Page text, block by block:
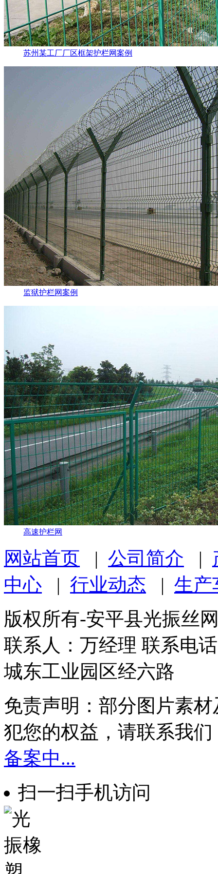
苏州某工厂厂区框架护栏网案例
监狱护栏网案例
高速护栏网
网站首页 | 公司简介 |
中心 | 行业动态 | 生产
版权所有-安平县光振丝
联系人：万经理 联系电
城东工业园区经六路
免责声明：部分图片素
犯您的权益，请联系我
备案中...
扫一扫手机访问